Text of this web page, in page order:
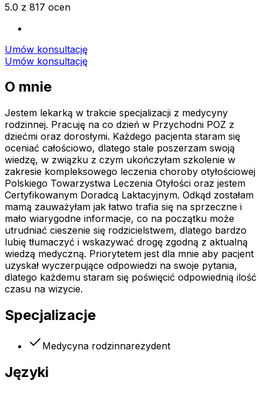
5.0 z 817 ocen
Umów konsultację
Umów konsultację
O mnie
Jestem lekarką w trakcie specjalizacji z medycyny
rodzinnej. Pracuję na co dzień w Przychodni POZ z
dziećmi oraz dorosłymi. Każdego pacjenta staram się
oceniać całościowo, dlatego stale poszerzam swoją
wiedzę, w związku z czym ukończyłam szkolenie w
zakresie kompleksowego leczenia choroby otyłościowej
Polskiego Towarzystwa Leczenia Otyłości oraz jestem
Certyfikowanym Doradcą Laktacyjnym. Odkąd zostałam
mamą zauważyłam jak łatwo trafia się na sprzeczne i
mało wiarygodne informacje, co na początku może
utrudniać cieszenie się rodzicielstwem, dlatego bardzo
lubię tłumaczyć i wskazywać drogę zgodną z aktualną
wiedzą medyczną. Priorytetem jest dla mnie aby pacjent
uzyskał wyczerpujące odpowiedzi na swoje pytania,
dlatego każdemu staram się poświęcić odpowiednią ilość
czasu na wizycie.
Specjalizacje
Medycyna rodzinnarezydent
Języki